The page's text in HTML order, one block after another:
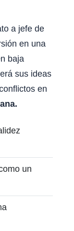
a jefe de
en una
baja
sus ideas
en
un